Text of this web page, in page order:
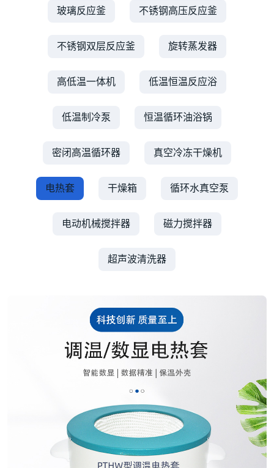
玻璃反应釜 不锈钢高压反应釜
不锈钢双层反应釜 旋转蒸发器
高低温一体机 低温恒温反应浴
低温制冷泵 恒温循环油浴锅
密闭高温循环器 真空冷冻干燥机
电热套 干燥箱 循环水真空泵
电动机械搅拌器 磁力搅拌器
超声波清洗器